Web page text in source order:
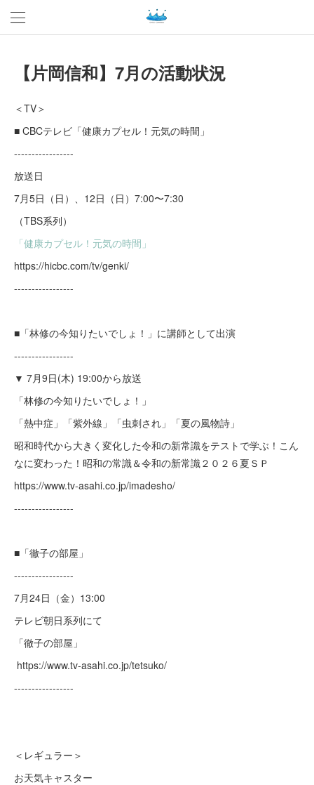
【片岡信和】7月の活動状況
＜TV＞
■ CBCテレビ「健康カプセル！元気の時間」
-----------------
放送日
7月5日（日）、12日（日）7:00〜7:30
（TBS系列）
「健康カプセル！元気の時間」
https://hicbc.com/tv/genki/
-----------------
■「林修の今知りたいでしょ！」に講師として出演
-----------------
▼ 7月9日(木) 19:00から放送
「林修の今知りたいでしょ！」
「熱中症」「紫外線」「虫刺され」「夏の風物詩」
昭和時代から大きく変化した令和の新常識をテストで学ぶ！こん
なに変わった！昭和の常識＆令和の新常識２０２６夏ＳＰ
https://www.tv-asahi.co.jp/imadesho/
-----------------
■「徹子の部屋」
-----------------
7月24日（金）13:00
テレビ朝日系列にて
「徹子の部屋」
https://www.tv-asahi.co.jp/tetsuko/
-----------------
＜レギュラー＞
お天気キャスター